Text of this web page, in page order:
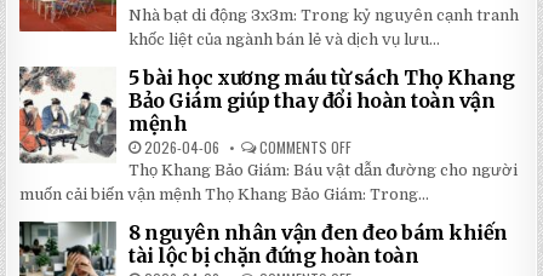
2026:
GIẢM
GIÁ
SỐ
TẬN
GỐC
TẠI
NHẬT
5
LÝ
DO
NHÀ
BẠT
DI
ĐỘNG
3X3M
LỰA
HOÀN
HẢO
CHO
HÀNG
CỦA
BẠN
Nhà bạt di động 3x3m: Trong kỷ nguyên cạnh tranh
khốc liệt của ngành bán lẻ và dịch vụ lưu...
5 bài học xương máu từ sách Thọ Khang
Bảo Giám giúp thay đổi hoàn toàn vận
mệnh
2026-04-06 COMMENTS OFF
5
BÀI
HỌC
XƯƠNG
MÁU
TỪ
SÁCH
THỌ
Thọ Khang Bảo Giám: Báu vật dẫn đường cho người
muốn cải biến vận mệnh Thọ Khang Bảo Giám: Trong...
8 nguyên nhân vận đen đeo bám khiến
tài lộc bị chặn đứng hoàn toàn